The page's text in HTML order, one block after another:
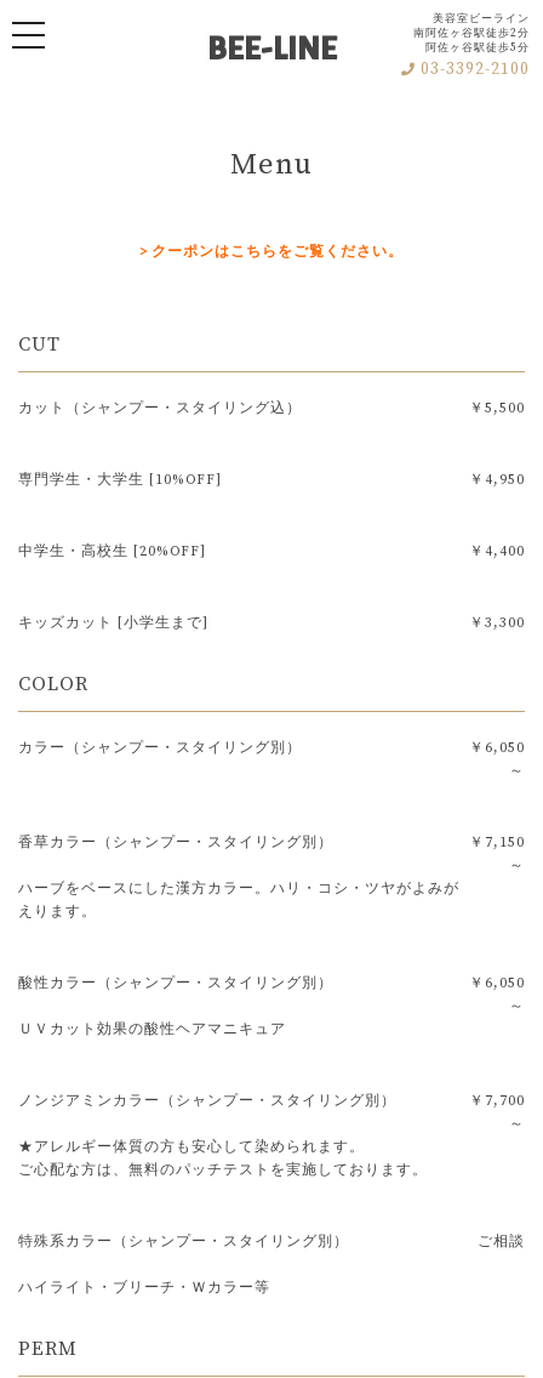
toggle navigation BEE-LINE
美容室ビーライン
南阿佐ヶ谷駅徒歩2分
阿佐ヶ谷駅徒歩5分
03-3392-2100
Menu
> クーポンはこちらをご覧ください。
CUT
カット（シャンプー・スタイリング込） ￥5,500
専門学生・大学生 [10%OFF] ￥4,950
中学生・高校生 [20%OFF] ￥4,400
キッズカット [小学生まで] ￥3,300
COLOR
カラー（シャンプー・スタイリング別）
￥6,050
～
香草カラー（シャンプー・スタイリング別）
ハーブをベースにした漢方カラー。ハリ・コシ・ツヤがよみが
えります。
￥7,150
～
酸性カラー（シャンプー・スタイリング別）
ＵＶカット効果の酸性ヘアマニキュア
￥6,050
～
ノンジアミンカラー（シャンプー・スタイリング別）
★アレルギー体質の方も安心して染められます。
ご心配な方は、無料のパッチテストを実施しております。
￥7,700
～
特殊系カラー（シャンプー・スタイリング別）
ハイライト・ブリーチ・Ｗカラー等
ご相談
PERM